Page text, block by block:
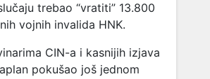
trebao “vratiti” 13.800
vojnih invalida HNK.
CIN-a i kasnijih izjava
pokušao još jednom